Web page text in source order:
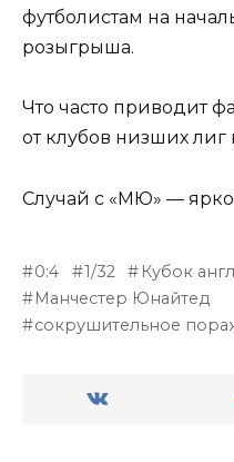
футболистам на
розыгрыша.
Что часто приводит
от клубов низших лиг
Случай с «МЮ» —
0:4 1/32
Кубок
Манчестер Юнайтед
сокрушительное